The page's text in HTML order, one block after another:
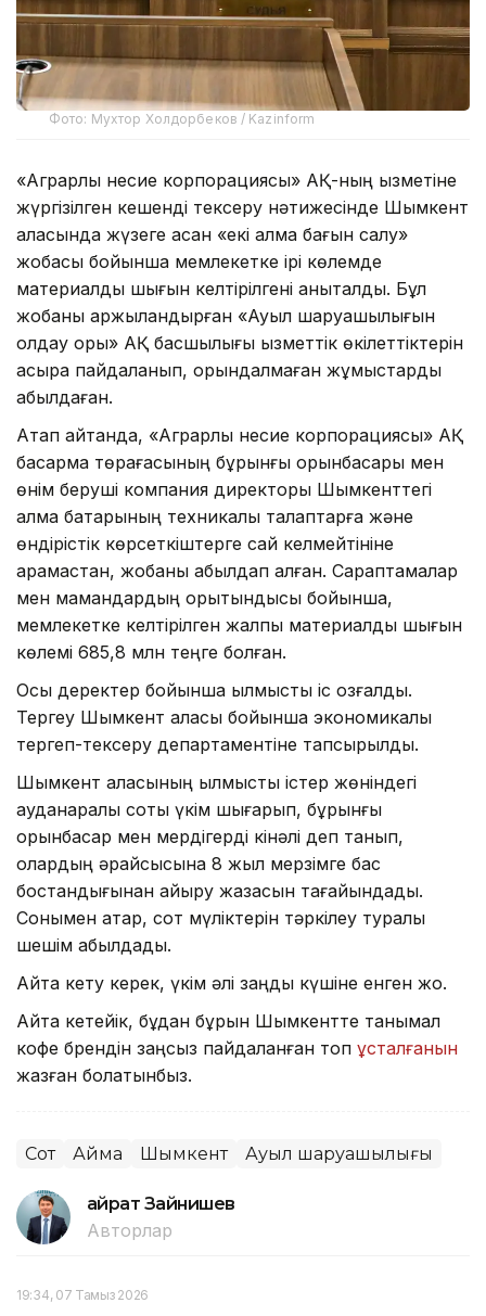
Фото: Мухтор Холдорбеков / Kazinform
«Аграрлық несие корпорациясы» АҚ-ның қызметіне
жүргізілген кешенді тексеру нәтижесінде Шымкент
қаласында жүзеге асқан «екі алма бағын салу»
жобасы бойынша мемлекетке ірі көлемде
материалдық шығын келтірілгені анықталды. Бұл
жобаны қаржыландырған «Ауыл шаруашылығын
қолдау қоры» АҚ басшылығы қызметтік өкілеттіктерін
асыра пайдаланып, орындалмаған жұмыстарды
қабылдаған.
Атап айтқанда, «Аграрлық несие корпорациясы» АҚ
басқарма төрағасының бұрынғы орынбасары мен
өнім беруші компания директоры Шымкенттегі
алма бақтарының техникалық талаптарға және
өндірістік көрсеткіштерге сай келмейтініне
қарамастан, жобаны қабылдап алған. Сараптамалар
мен мамандардың қорытындысы бойынша,
мемлекетке келтірілген жалпы материалдық шығын
көлемі 685,8 млн теңге болған.
Осы деректер бойынша қылмыстық іс қозғалды.
Тергеу Шымкент қаласы бойынша экономикалық
тергеп-тексеру департаментіне тапсырылды.
Шымкент қаласының қылмыстық істер жөніндегі
ауданаралық соты үкім шығарып, бұрынғы
орынбасар мен мердігерді кінәлі деп танып,
олардың әрқайсысына 8 жыл мерзімге бас
бостандығынан айыру жазасын тағайындады.
Сонымен қатар, сот мүліктерін тәркілеу туралы
шешім қабылдады.
Айта кету керек, үкім әлі заңды күшіне енген жоқ.
Айта кетейік, бұдан бұрын Шымкентте танымал
кофе брендін заңсыз пайдаланған топ ұсталғанын
жазған болатынбыз.
Сот Аймақ Шымкент Ауыл шаруашылығы
Қайрат Зайнишев
Авторлар
19:34, 07 Тамыз 2026